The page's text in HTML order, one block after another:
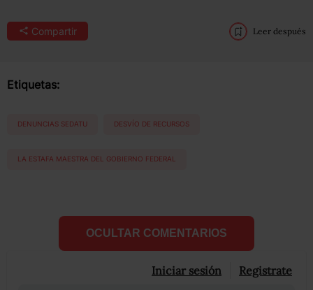
Compartir Leer después
Etiquetas:
DENUNCIAS SEDATU DESVÍO DE RECURSOS
LA ESTAFA MAESTRA DEL GOBIERNO FEDERAL
OCULTAR COMENTARIOS
Iniciar sesión Registrate